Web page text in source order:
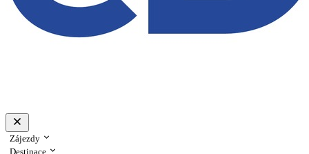
Zájezdy
Destinace